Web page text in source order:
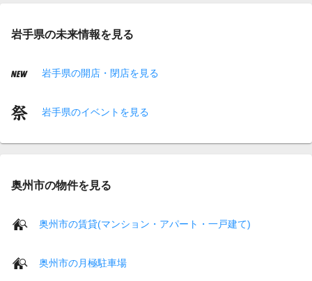
岩手県の未来情報を見る
岩手県の開店・閉店を見る
岩手県のイベントを見る
奥州市の物件を見る
奥州市の賃貸(マンション・アパート・一戸建て)
奥州市の月極駐車場